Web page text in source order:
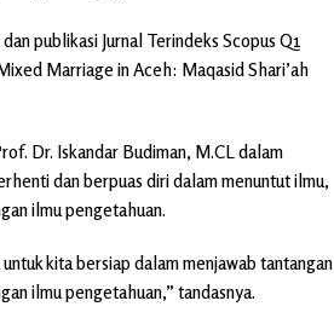
publikasi Jurnal Terindeks Scopus Q1
Marriage in Aceh: Maqasid Shari’ah
Dr. Iskandar Budiman, M.CL dalam
dan berpuas diri dalam menuntut ilmu,
ilmu pengetahuan.
kita bersiap dalam menjawab tantangan
ilmu pengetahuan,” tandasnya.